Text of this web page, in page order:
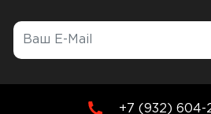
+7 (932) 604-